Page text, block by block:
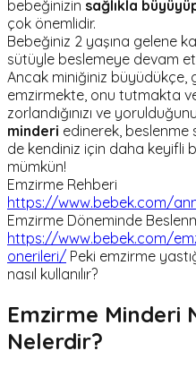
bebeğinizin sağlıkla
çok önemlidir.
Bebeğiniz 2 yaşına gelene
sütüyle beslemeye devam
Ancak miniğiniz büyüdükçe,
emzirmekte, onu tutmakta
zorlandığınızı ve
minderi edinerek,
de kendiniz için daha keyifli
mümkün!
Emzirme Rehberi
https://www.bebek.com/
Emzirme Döneminde
https://www.bebek.com/
onerileri/ Peki emzirme
nasıl kullanılır?
Emzirme Minderi
Nelerdir?